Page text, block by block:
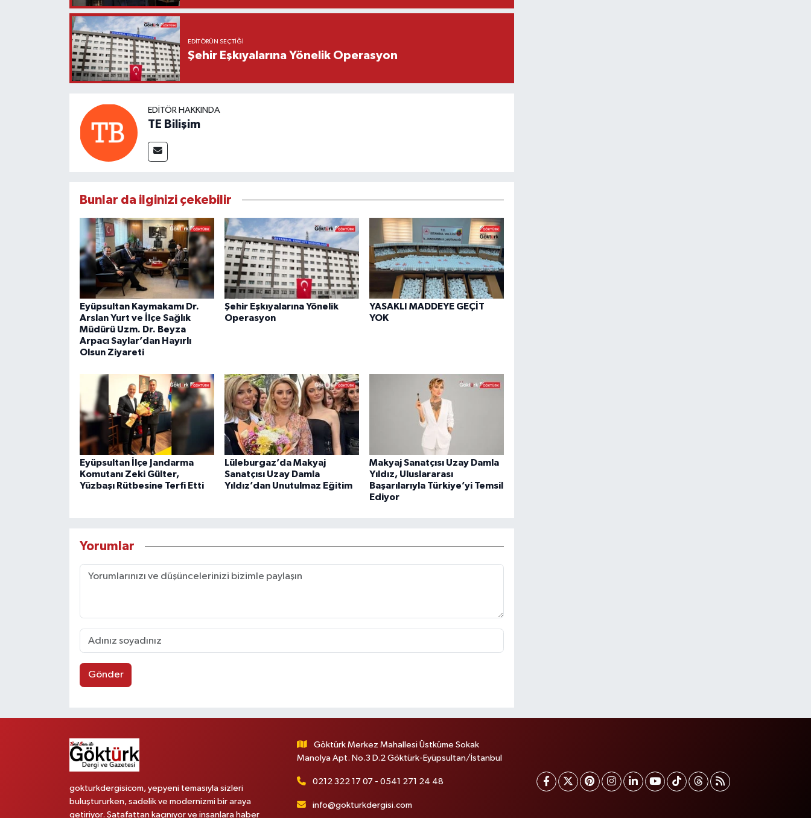
EDITÖRÜN SEÇTIĞI
Şehir Eşkıyalarına Yönelik Operasyon
EDITÖR HAKKINDA
TE Bilişim
Bunlar da ilginizi çekebilir
Eyüpsultan Kaymakamı Dr.
Arslan Yurt ve İlçe Sağlık
Müdürü Uzm. Dr. Beyza
Arpacı Saylar’dan Hayırlı
Olsun Ziyareti
Şehir Eşkıyalarına Yönelik
Operasyon
YASAKLI MADDEYE GEÇİT
YOK
Eyüpsultan İlçe Jandarma
Komutanı Zeki Gülter,
Yüzbaşı Rütbesine Terfi Etti
Lüleburgaz’da Makyaj
Sanatçısı Uzay Damla
Yıldız’dan Unutulmaz Eğitim
Makyaj Sanatçısı Uzay Damla
Yıldız, Uluslararası
Başarılarıyla Türkiye’yi Temsil
Ediyor
Yorumlar
Gönder
gokturkdergisicom, yepyeni temasıyla sizleri
buluştururken, sadelik ve modernizmi bir araya
getiriyor. Şatafattan kaçınıyor ve insanlara haber
Göktürk Merkez Mahallesi Üstküme Sokak
Manolya Apt. No.3 D.2 Göktürk-Eyüpsultan/İstanbul
0212 322 17 07 - 0541 271 24 48
info@gokturkdergisi.com